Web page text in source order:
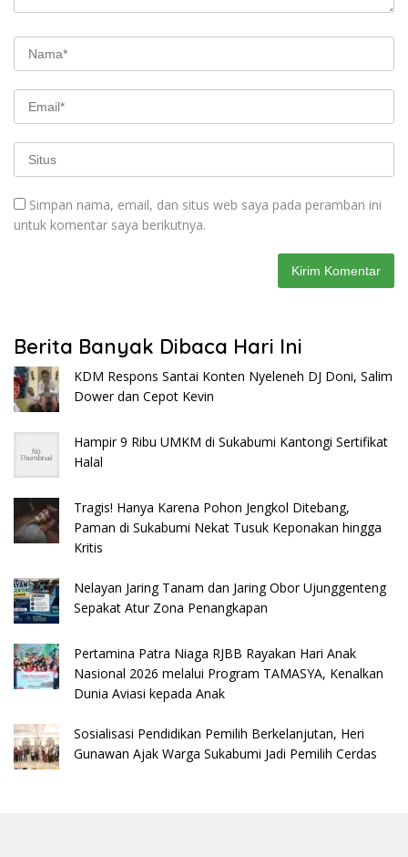
Simpan nama, email, dan situs web saya pada peramban ini
untuk komentar saya berikutnya.
Berita Banyak Dibaca Hari Ini
KDM Respons Santai Konten Nyeleneh DJ Doni, Salim
Dower dan Cepot Kevin
Hampir 9 Ribu UMKM di Sukabumi Kantongi Sertifikat
Halal
Tragis! Hanya Karena Pohon Jengkol Ditebang,
Paman di Sukabumi Nekat Tusuk Keponakan hingga
Kritis
Nelayan Jaring Tanam dan Jaring Obor Ujunggenteng
Sepakat Atur Zona Penangkapan
Pertamina Patra Niaga RJBB Rayakan Hari Anak
Nasional 2026 melalui Program TAMASYA, Kenalkan
Dunia Aviasi kepada Anak
Sosialisasi Pendidikan Pemilih Berkelanjutan, Heri
Gunawan Ajak Warga Sukabumi Jadi Pemilih Cerdas